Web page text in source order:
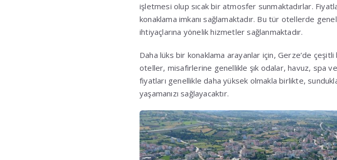
işletmesi olup sıcak bir atmosfer sunmaktadırlar.
konaklama imkanı sağlamaktadır. Bu tür otellerde
ihtiyaçlarına yönelik hizmetler sağlanmaktadır.
Daha lüks bir konaklama arayanlar için, Gerze’de
oteller, misafirlerine genellikle şık odalar, havuz, spa
fiyatları genellikle daha yüksek olmakla birlikte,
yaşamanızı sağlayacaktır.